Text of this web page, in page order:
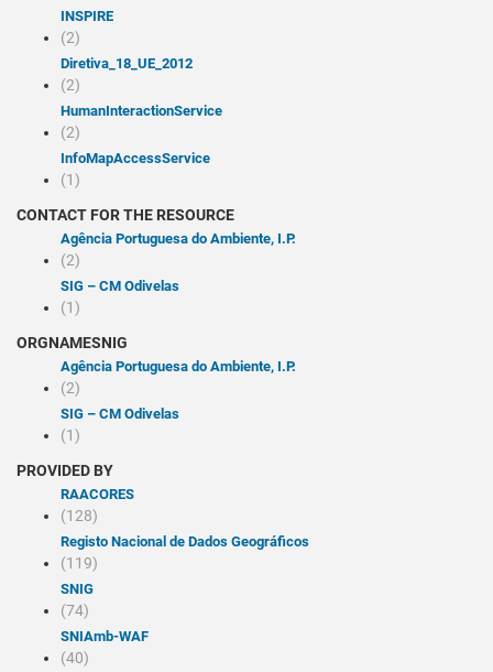
INSPIRE
(2)
Diretiva_18_UE_2012
(2)
humanInteractionService
(2)
infoMapAccessService
(1)
CONTACT FOR THE RESOURCE
Agência Portuguesa do Ambiente, I.P.
(2)
SIG – CM Odivelas
(1)
ORGNAMESNIG
Agência Portuguesa do Ambiente, I.P.
(2)
SIG – CM Odivelas
(1)
PROVIDED BY
RAACORES
(128)
Registo Nacional de Dados Geográficos
(119)
SNIG
(74)
SNIAmb-WAF
(40)